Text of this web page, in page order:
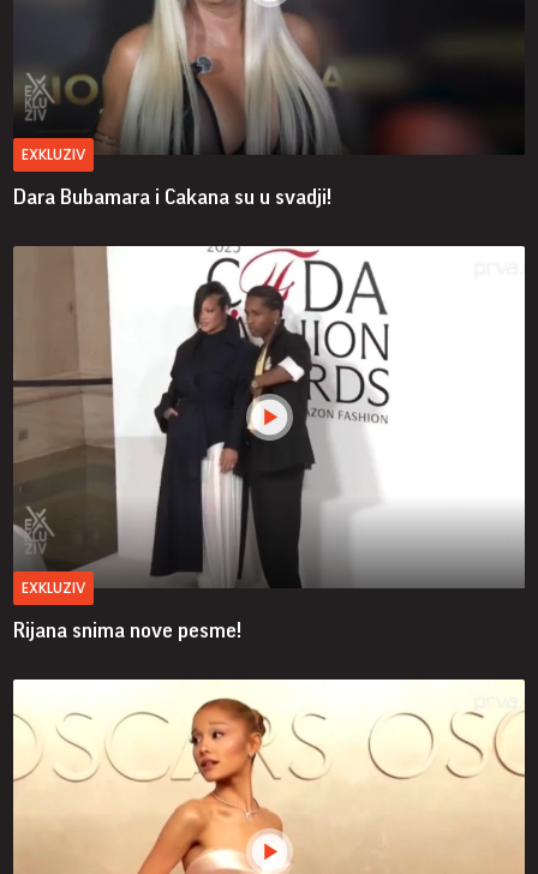
EXKLUZIV
Dara Bubamara i Cakana su u svadji!
EXKLUZIV
Rijana snima nove pesme!